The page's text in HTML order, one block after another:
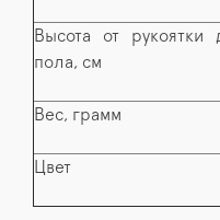
Высота от рукоятки
пола, см
Вес, грамм
Цвет